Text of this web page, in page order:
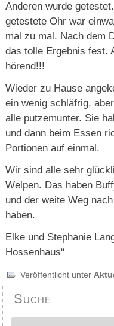
Anderen wurde
getestete Ohr war
mal zu mal. Nach dem
das tolle Ergebnis fest.
hörend!!!
Wieder zu Hause
ein wenig schläfrig,
alle putzemunter. Sie
und dann beim Essen
Portionen auf einmal.
Wir sind alle sehr
Welpen. Das haben
und der weite Weg
haben.
Elke und Stephanie
Hossenhaus“
Veröffentlicht unter
Suche